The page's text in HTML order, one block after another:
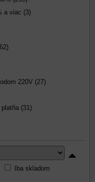
a viac (3)
220V (27)
(31)
Iba skladom